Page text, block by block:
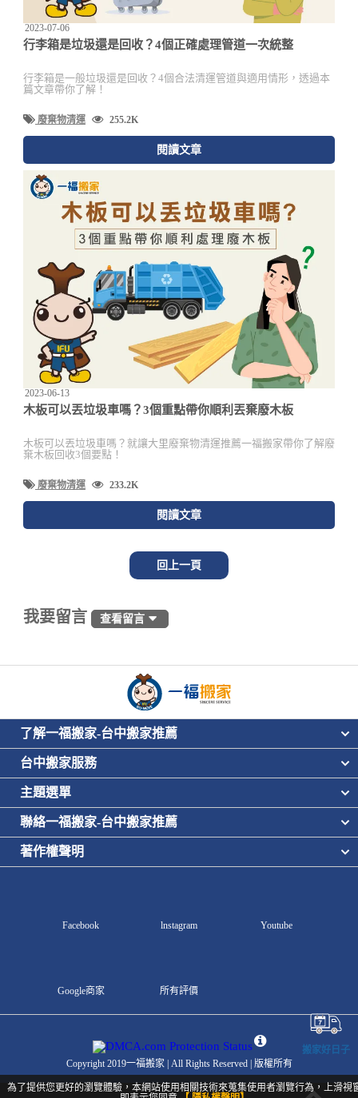
2023-07-06
行李箱是垃圾還是回收？4個正確處理管道一次統整
行李箱是一般垃圾還是回收？4個合法清運管道與適用情形，透過本
篇文章帶你了解！
廢棄物清運 255.2K
閱讀文章
2023-06-13
木板可以丟垃圾車嗎？3個重點帶你順利丟棄廢木板
木板可以丟垃圾車嗎？就讓大里廢棄物清運推薦一福搬家帶你了解廢
棄木板回收3個要點！
廢棄物清運 233.2K
閱讀文章
回上一頁
我要留言 查看留言
為了提供您更好的瀏覽體驗，本網站使用相關技術來蒐集使用者瀏覽行為，上滑視
了解一福搬家-台中搬家推薦
台中搬家服務
主題選單
聯絡一福搬家-台中搬家推薦
著作權聲明
Facebook lnstagram Youtube
Google商家 所有評價
Copyright 2019一福搬家 | All Rights Reserved | 版權所有
搬家好日子